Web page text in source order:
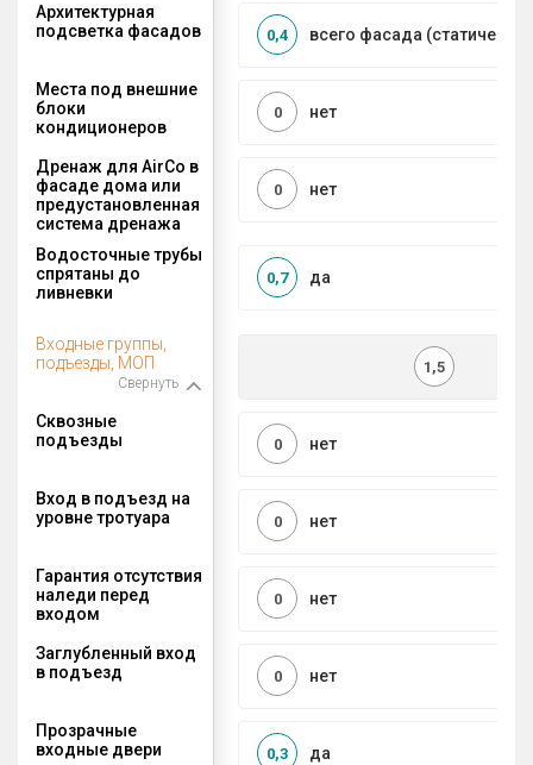
Архитектурная
подсветка фасадов
всего фасада
0,4
Места под внешние
блоки
кондиционеров
нет
0
Дренаж для AirCo в
фасаде дома или
предустановленная
система дренажа
нет
0
Водосточные трубы
спрятаны до
ливневки
да
0,7
Входные группы,
подъезды, МОП
Свернуть
1,5
Сквозные
подъезды
нет
0
Вход в подъезд на
уровне тротуара
нет
0
Гарантия отсутствия
наледи перед
входом
нет
0
Заглубленный вход
в подъезд
нет
0
Прозрачные
входные двери
да
0,3